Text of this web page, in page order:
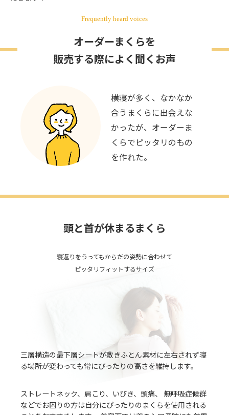
Frequently heard voices
オーダーまくらを
販売する際によく聞くお声
息子からプレゼントで
まくらをもらいさっそ
く使ってみたがフィッ
ト感が良く首がとても
楽。
頭と首が休まるまくら
寝返りをうってもからだの姿勢に合わせて
ピッタリフィットするサイズ
三層構造の最下層シートが敷きふとん素材に左右されず寝
る場所が変わっても常にぴったりの高さを維持します。
ストレートネック、肩こり、いびき、頭痛、 無呼吸症候群
などでお困りの方は自分にぴったりのまくらを使用される